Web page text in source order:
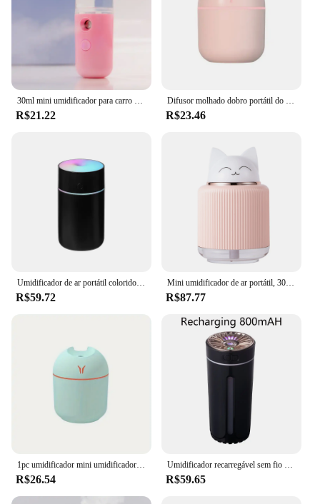
R$21.22 R$23.46
R$59.72
Mini umidificador de ar portátil, 300ml, gato bonito, lâmpada da noite LED, nebulizador silencioso, umidificador para casa, carro, escritório, mesa, bonito
R$87.77
R$26.54 R$59.65